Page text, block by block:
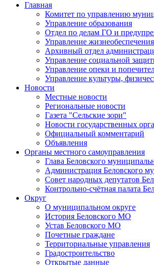
Главная
Комитет по управлению
Управление образования
Отдел по делам ГО и
Управление
Архивный отдел
Управление социальной
Управление опеки и
Управление культуры,
Новости
Местные новости
Региональные новости
Газета "Сельские зори"
Новости государственных
Официальный комментарий
Объявления
Органы местного самоуправления
Глава Беловского
Администрация Беловского
Совет народных депутатов
Контрольно-счётная палата
Округ
О муниципальном округе
История Беловского МО
Устав Беловского МО
Почетные граждане
Территориальные управления
Градостроительство
Открытые данные